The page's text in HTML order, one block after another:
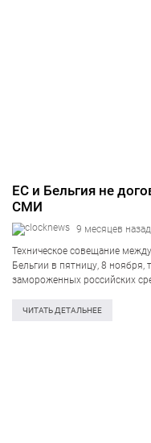
ЕС и Бельгия не
СМИ
9 месяцев назад
Техническое совещание
Бельгии в пятницу, 8 ноября,
замороженных российских
обеспокоен отсутствием
ЧИТАТЬ ДЕТАЛЬНЕЕ